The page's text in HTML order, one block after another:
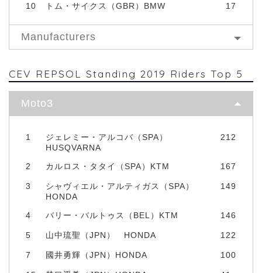
10 トム・サイクス（GBR）BMW 17
Manufacturers
CEV REPSOL Standing 2019 Riders Top 5
Moto3
1
ジェレミー・アルコバ（SPA）
HUSQVARNA
212
2 カルロス・タタイ（SPA）KTM 167
3
シャヴィエル・アルティガス（SPA）
HONDA
149
4 バリー・バルトゥス（BEL）KTM 146
5 山中琉聖（JPN） HONDA 122
7 國井勇輝（JPN）HONDA 100